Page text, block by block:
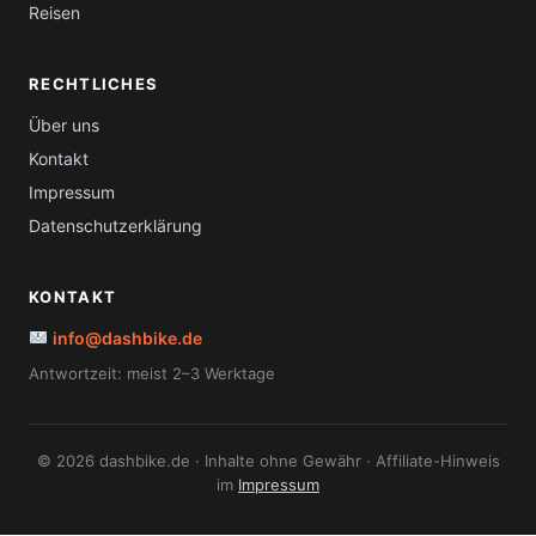
Reisen
RECHTLICHES
Über uns
Kontakt
Impressum
Datenschutzerklärung
KONTAKT
info@dashbike.de
Antwortzeit: meist 2–3 Werktage
© 2026 dashbike.de · Inhalte ohne Gewähr · Affiliate-Hinweis
im Impressum